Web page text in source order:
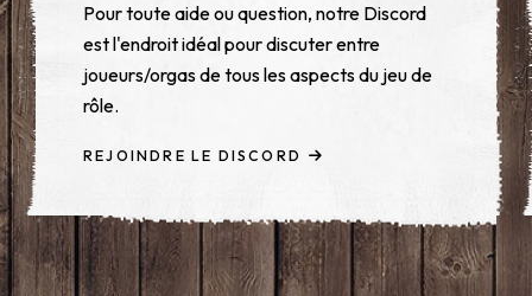
Pour toute aide ou question, notre Discord
est l'endroit idéal pour discuter entre
joueurs/orgas de tous les aspects du jeu de
rôle.
REJOINDRE LE DISCORD